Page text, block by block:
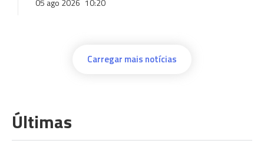
05 ago 2026 10:20
Carregar mais notícias
Últimas